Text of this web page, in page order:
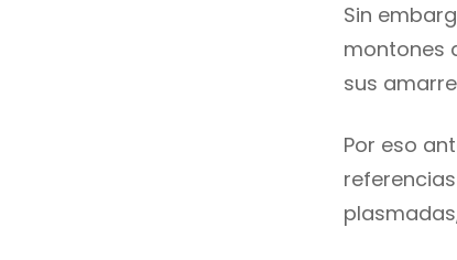
Sin
montones
sus
Por eso